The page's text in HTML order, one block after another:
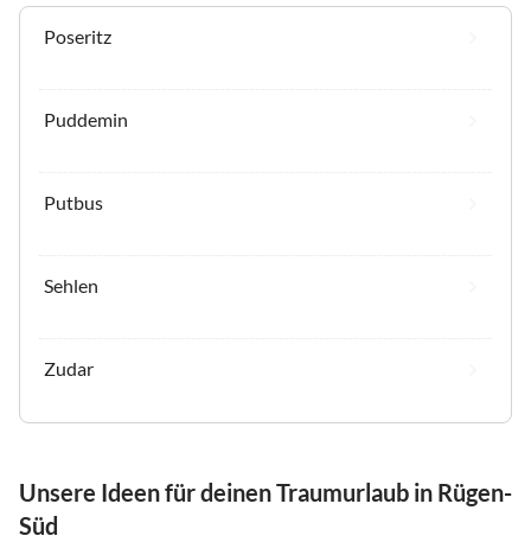
Poseritz
Puddemin
Putbus
Sehlen
Zudar
Unsere Ideen für deinen Traumurlaub in Rügen-
Süd